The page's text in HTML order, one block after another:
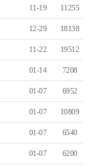
11-19 11255
12-29 18138
11-22 19512
01-14 7208
01-07 6952
01-07 10809
01-07 6540
01-07 6200